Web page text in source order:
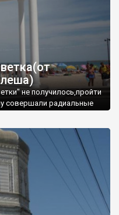
не получилось,пройти
совершали радиальные